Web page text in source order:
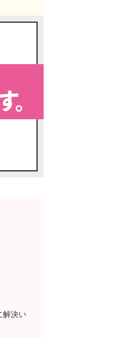
解決い